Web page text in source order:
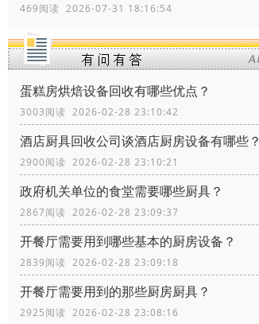
469阅读 2026-07-31 18:16:54
蛋糕房烘焙设备回收有哪些优点？
3003阅读 2026-02-28 23:10:42
酒店厨具回收公司谈酒店厨房设备有哪些？
2900阅读 2026-02-28 23:10:21
政府机关单位的食堂需要哪些厨具？
2867阅读 2026-02-28 23:09:37
开餐厅需要用到哪些基本的厨房设备？
2839阅读 2026-02-28 23:09:18
开餐厅需要用到的那些厨房厨具？
2925阅读 2026-02-28 23:08:16